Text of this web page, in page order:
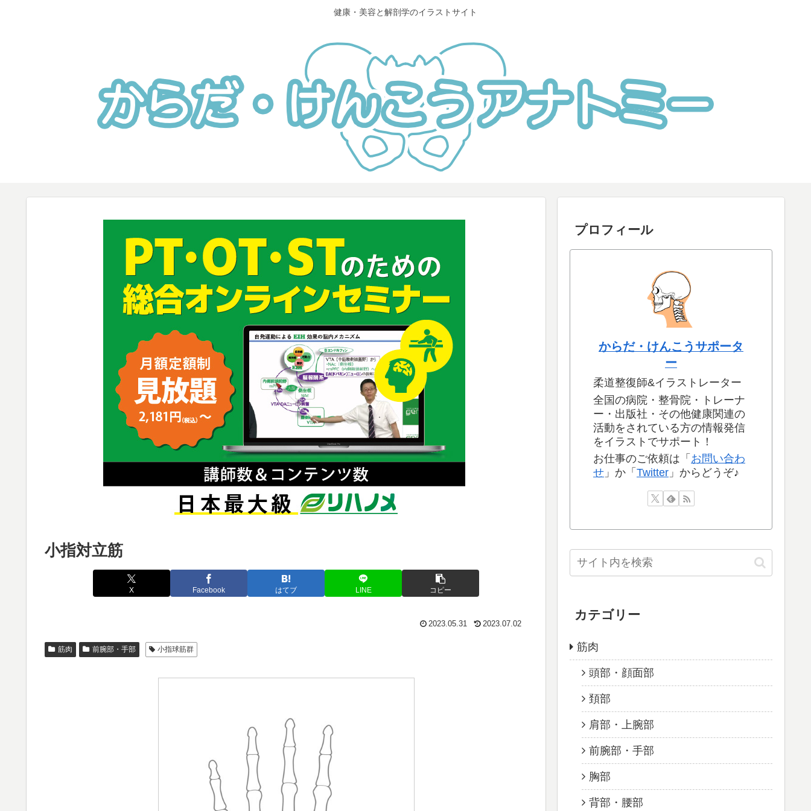
健康・美容と解剖学のイラストサイト
小指対立筋
X Facebook はてブ LINE コピー
2023.05.31 2023.07.02
筋肉 前腕部・手部 小指球筋群
プロフィール
からだ・けんこうサポータ
ー
柔道整復師&イラストレーター
全国の病院・整骨院・トレーナ
ー・出版社・その他健康関連の
活動をされている方の情報発信
をイラストでサポート！
お仕事のご依頼は「 お問い合わ
せ 」か「 Twitter 」からどうぞ♪
カテゴリー
筋肉
頭部・顔面部
頚部
肩部・上腕部
前腕部・手部
胸部
背部・腰部